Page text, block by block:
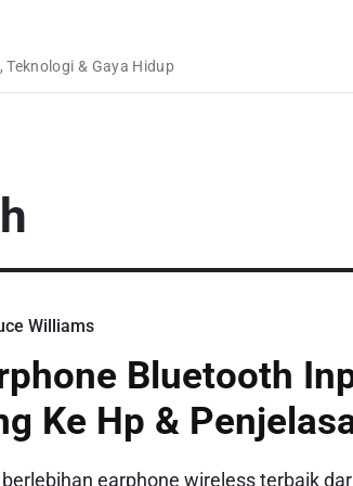
Teknologi & Gaya Hidup
Williams
Bluetooth
Ke Hp &
earphone wireless terbaik